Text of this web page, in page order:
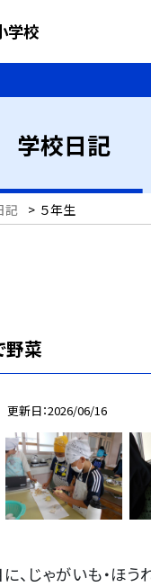
学校
学校日記
記 > ５年生
菜
更新日 2026/06/16
に、じゃがいも・ほ